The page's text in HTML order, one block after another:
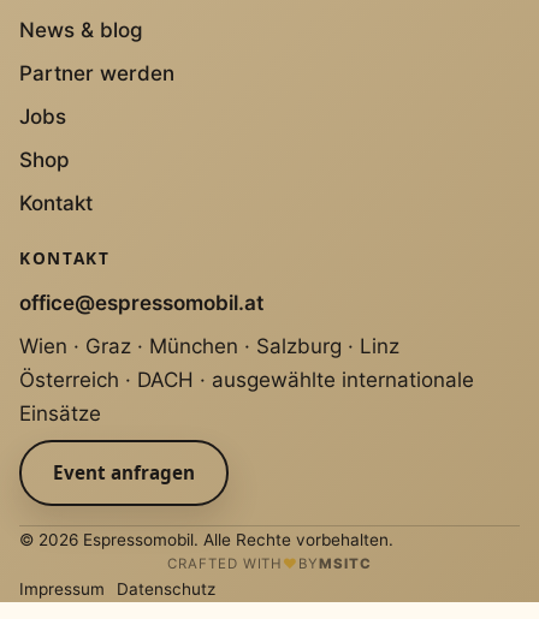
News & blog
Partner werden
Jobs
Shop
Kontakt
KONTAKT
office@espressomobil.at
Wien · Graz · München · Salzburg · Linz
Österreich · DACH · ausgewählte internationale
Einsätze
Event anfragen
© 2026 Espressomobil. Alle Rechte vorbehalten.
CRAFTED WITH ♥ BYMSITC
Impressum Datenschutz